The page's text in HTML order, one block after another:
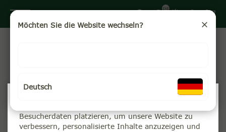
Möchten Sie die Website wechseln?
Deutsch
DE
Hier können Sie spannende Beiträge "Über uns" sowie
"Aus den Anbaugebieten" entdecken. Die Kategorie "Tee-
Thema Tee. Und leckere Ideen für Ihren Teegenuss
finden Sie unter "Rezepte".
Besucherdaten platzieren, um unsere Website zu
verbessern, personalisierte Inhalte anzuzeigen und